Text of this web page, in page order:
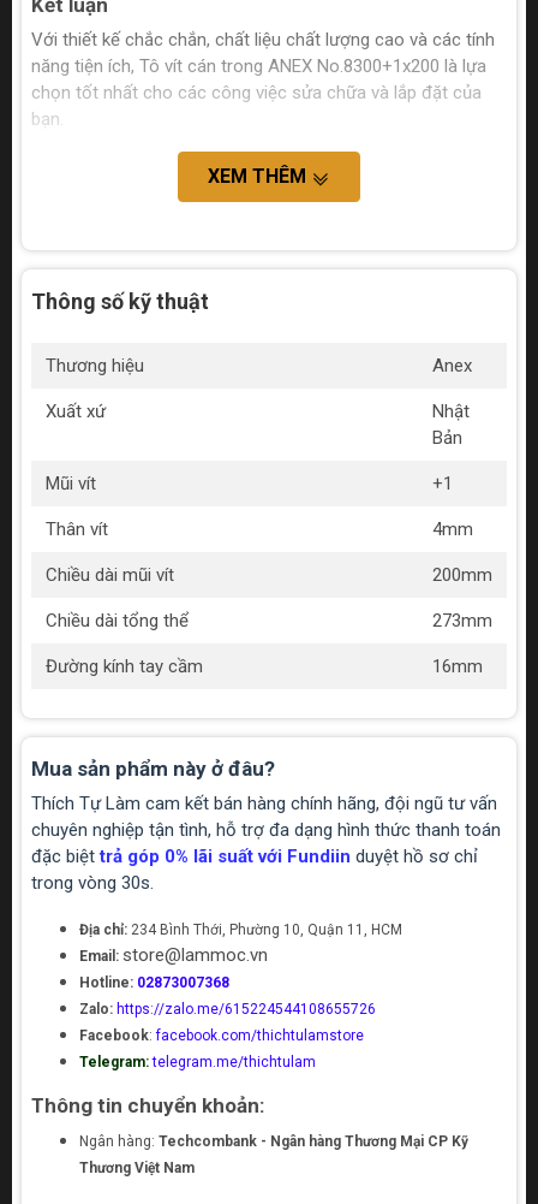
Kết luận
Với thiết kế chắc chắn, chất liệu chất lượng cao và các tính
năng tiện ích, Tô vít cán trong ANEX No.8300+1x200 là lựa
chọn tốt nhất cho các công việc sửa chữa và lắp đặt của
bạn.
XEM THÊM
Thông số kỹ thuật
Thương hiệu Anex
Xuất xứ
Nhật
Bản
Mũi vít +1
Thân vít 4mm
Chiều dài mũi vít 200mm
Chiều dài tổng thể 273mm
Đường kính tay cầm 16mm
Mua sản phẩm này ở đâu?
Thích Tự Làm cam kết bán hàng chính hãng, đội ngũ tư vấn
chuyên nghiệp tận tình, hỗ trợ đa dạng hình thức thanh toán
đặc biệttrả góp 0% lãi suất với Fundiin duyệt hồ sơ chỉ
trong vòng 30s.
Địa chỉ: 234 Bình Thới, Phường 10, Quận 11, HCM
Email: store@lammoc.vn
Hotline: 02873007368
Zalo: https://zalo.me/615224544108655726
Facebook:facebook.com/thichtulamstore
Telegram: telegram.me/thichtulam
Thông tin chuyển khoản:
Ngân hàng: Techcombank - Ngân hàng Thương Mại CP Kỹ
Thương Việt Nam